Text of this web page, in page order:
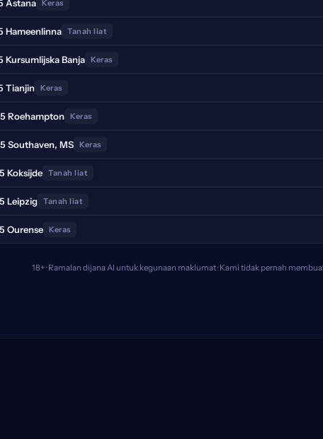
Astana Keras
Hameenlinna Tanah liat
Kursumlijska Banja Keras
Tianjin Keras
Roehampton Keras
Southaven, MS Keras
Koksijde Tanah liat
Leipzig Tanah liat
Ourense Keras
18+ · Ramalan dijana AI untuk kegunaan maklumat · Kami tidak pernah